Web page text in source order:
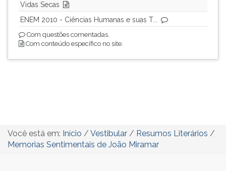
Vidas Secas
ENEM 2010 - Ciências Humanas e suas T...
Com questões comentadas.
Com conteúdo específico no site.
Você está em: Início / Vestibular / Resumos Literários /
Memorias Sentimentais de João Miramar